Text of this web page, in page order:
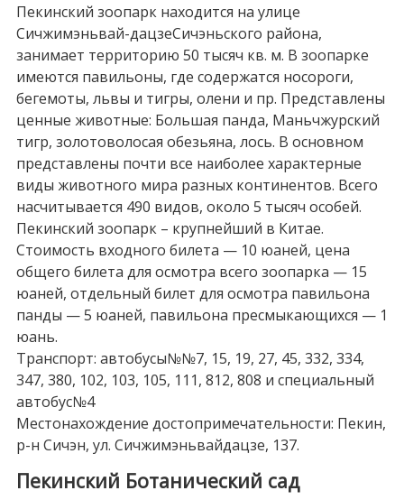
Пекинский зоопарк находится на улице
Сичжимэньвай-дацзеСичэньского района,
занимает территорию 50 тысяч кв. м. В зоопарке
имеются павильоны, где содержатся носороги,
бегемоты, львы и тигры, олени и пр. Представлены
ценные животные: Большая панда, Маньчжурский
тигр, золотоволосая обезьяна, лось. В основном
представлены почти все наиболее характерные
виды животного мира разных континентов. Всего
насчитывается 490 видов, около 5 тысяч особей.
Пекинский зоопарк – крупнейший в Китае.
Стоимость входного билета — 10 юаней, цена
общего билета для осмотра всего зоопарка — 15
юаней, отдельный билет для осмотра павильона
панды — 5 юаней, павильона пресмыкающихся — 1
юань.
Транспорт: автобусы№№7, 15, 19, 27, 45, 332, 334,
347, 380, 102, 103, 105, 111, 812, 808 и специальный
автобус№4
Местонахождение достопримечательности: Пекин,
р-н Сичэн, ул. Сичжимэньвайдацзе, 137.
Пекинский Ботанический сад